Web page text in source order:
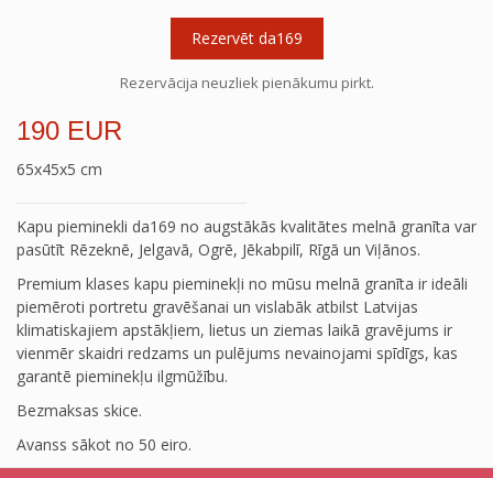
Rezervēt da169
Rezervācija neuzliek pienākumu pirkt.
190 EUR
65x45x5 cm
Kapu pieminekli da169 no augstākās kvalitātes melnā granīta var
pasūtīt Rēzeknē, Jelgavā, Ogrē, Jēkabpilī, Rīgā un Viļānos.
Premium klases kapu pieminekļi no mūsu melnā granīta ir ideāli
piemēroti portretu gravēšanai un vislabāk atbilst Latvijas
klimatiskajiem apstākļiem, lietus un ziemas laikā gravējums ir
vienmēr skaidri redzams un pulējums nevainojami spīdīgs, kas
garantē pieminekļu ilgmūžību.
Bezmaksas skice.
Avanss sākot no 50 eiro.